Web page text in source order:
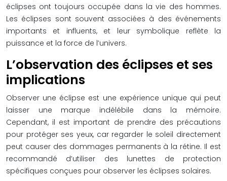
éclipses ont toujours occupée dans la vie des hommes.
Les éclipses sont souvent associées à des événements
importants et influents, et leur symbolique reflète la
puissance et la force de l’univers.
L’observation des éclipses et ses
implications
Observer une éclipse est une expérience unique qui peut
laisser une marque indélébile dans la mémoire.
Cependant, il est important de prendre des précautions
pour protéger ses yeux, car regarder le soleil directement
peut causer des dommages permanents à la rétine. Il est
recommandé d’utiliser des lunettes de protection
spécifiques conçues pour observer les éclipses solaires.